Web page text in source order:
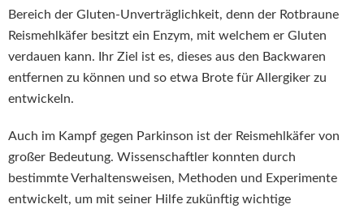
Bereich der Gluten-Unverträglichkeit, denn der Rotbraune
Reismehlkäfer besitzt ein Enzym, mit welchem er Gluten
verdauen kann. Ihr Ziel ist es, dieses aus den Backwaren
entfernen zu können und so etwa Brote für Allergiker zu
entwickeln.
Auch im Kampf gegen Parkinson ist der Reismehlkäfer von
großer Bedeutung. Wissenschaftler konnten durch
bestimmte Verhaltensweisen, Methoden und Experimente
entwickelt, um mit seiner Hilfe zukünftig wichtige